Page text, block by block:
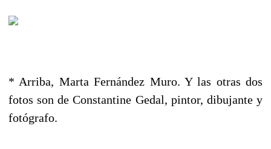
* Arriba, Marta Fernández Muro. Y las otras dos
fotos son de Constantine Gedal, pintor, dibujante y
fotógrafo.